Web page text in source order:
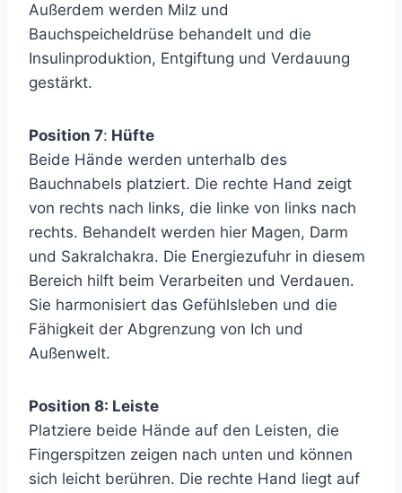
Außerdem werden Milz und
Bauchspeicheldrüse behandelt und die
Insulinproduktion, Entgiftung und Verdauung
gestärkt.
Position 7: Hüfte
Beide Hände werden unterhalb des
Bauchnabels platziert. Die rechte Hand zeigt
von rechts nach links, die linke von links nach
rechts. Behandelt werden hier Magen, Darm
und Sakralchakra. Die Energiezufuhr in diesem
Bereich hilft beim Verarbeiten und Verdauen.
Sie harmonisiert das Gefühlsleben und die
Fähigkeit der Abgrenzung von Ich und
Außenwelt.
Position 8: Leiste
Platziere beide Hände auf den Leisten, die
Fingerspitzen zeigen nach unten und können
sich leicht berühren. Die rechte Hand liegt auf